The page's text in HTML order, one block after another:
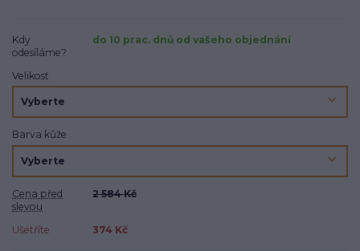
Kdy
odesíláme?
do 10 prac. dnů od vašeho objednání
Velikost
Barva kůže
Cena před
slevou
2 584 Kč
Ušetříte 374 Kč